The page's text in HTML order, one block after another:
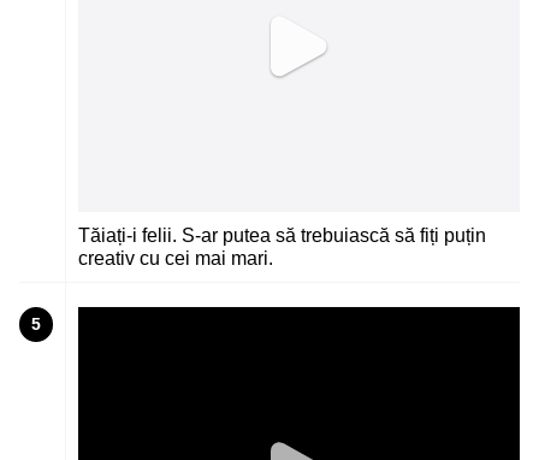
Tăiați-i felii. S-ar putea să trebuiască să fiți puțin
creativ cu cei mai mari.
5